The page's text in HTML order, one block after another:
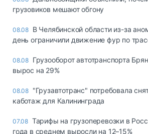
грузовиков мешают обгону
08.08 В Челябинской области из-за
день ограничили движение фур по
08.08 Грузооборот автотранспорта
вырос на 29%
08.08 "Грузавтотранс" потребовала
каботаж для Калининграда
07.08 Тарифы на грузоперевозки в
года в среднем выросли на 12–15%